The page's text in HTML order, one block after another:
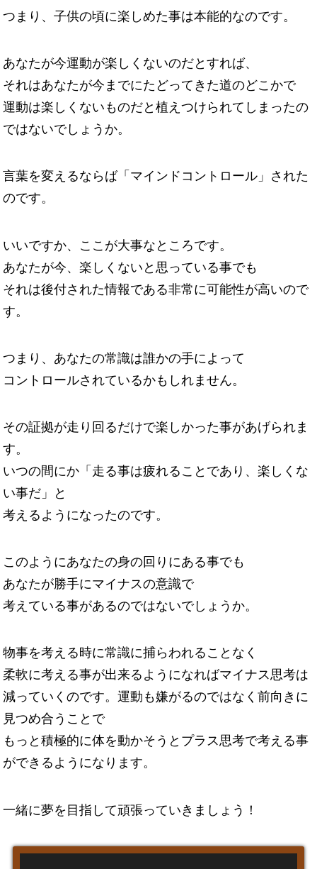
つまり、子供の頃に楽しめた事は本能的なのです。
あなたが今運動が楽しくないのだとすれば、
それはあなたが今までにたどってきた道のどこかで
運動は楽しくないものだと植えつけられてしまったの
ではないでしょうか。
言葉を変えるならば「マインドコントロール」された
のです。
いいですか、ここが大事なところです。
あなたが今、楽しくないと思っている事でも
それは後付された情報である非常に可能性が高いので
す。
つまり、あなたの常識は誰かの手によって
コントロールされているかもしれません。
その証拠が走り回るだけで楽しかった事があげられま
す。
いつの間にか「走る事は疲れることであり、楽しくな
い事だ」と
考えるようになったのです。
このようにあなたの身の回りにある事でも
あなたが勝手にマイナスの意識で
考えている事があるのではないでしょうか。
物事を考える時に常識に捕らわれることなく
柔軟に考える事が出来るようになればマイナス思考は
減っていくのです。運動も嫌がるのではなく前向きに
見つめ合うことで
もっと積極的に体を動かそうとプラス思考で考える事
ができるようになります。
一緒に夢を目指して頑張っていきましょう！